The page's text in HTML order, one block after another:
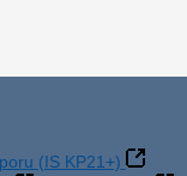
(IS KP21+)